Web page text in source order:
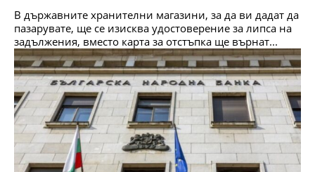
В държавните хранителни магазини, за да ви дадат да
пазарувате, ще се изисква удостоверение за липса на
задължения, вместо карта за отстъпка ще върнат...